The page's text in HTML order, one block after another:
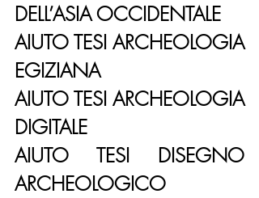
DELL’ASIA OCCIDENTALE
AIUTO TESI ARCHEOLOGIA
EGIZIANA
AIUTO TESI ARCHEOLOGIA
DIGITALE
AIUTO TESI DISEGNO
ARCHEOLOGICO